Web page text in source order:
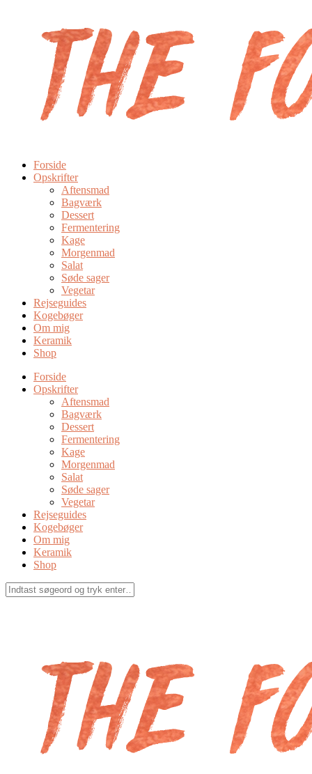
Forside
Opskrifter
Aftensmad
Bagværk
Dessert
Fermentering
Kage
Morgenmad
Salat
Søde sager
Vegetar
Rejseguides
Kogebøger
Om mig
Keramik
Shop
Forside
Opskrifter
Aftensmad
Bagværk
Dessert
Fermentering
Kage
Morgenmad
Salat
Søde sager
Vegetar
Rejseguides
Kogebøger
Om mig
Keramik
Shop